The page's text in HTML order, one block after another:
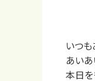
いつも
あい
本日を